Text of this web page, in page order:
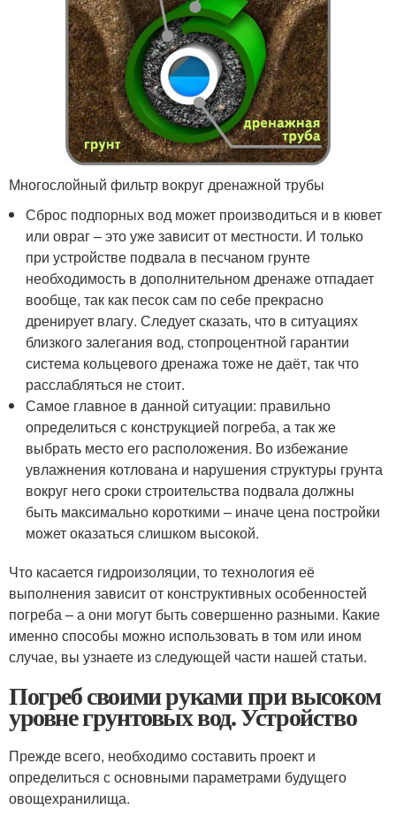
Многослойный фильтр вокруг дренажной трубы
Сброс подпорных вод может производиться и в кювет
или овраг – это уже зависит от местности. И только
при устройстве подвала в песчаном грунте
необходимость в дополнительном дренаже отпадает
вообще, так как песок сам по себе прекрасно
дренирует влагу. Следует сказать, что в ситуациях
близкого залегания вод, стопроцентной гарантии
система кольцевого дренажа тоже не даёт, так что
расслабляться не стоит.
Самое главное в данной ситуации: правильно
определиться с конструкцией погреба, а так же
выбрать место его расположения. Во избежание
увлажнения котлована и нарушения структуры грунта
вокруг него сроки строительства подвала должны
быть максимально короткими – иначе цена постройки
может оказаться слишком высокой.
Что касается гидроизоляции, то технология её
выполнения зависит от конструктивных особенностей
погреба – а они могут быть совершенно разными. Какие
именно способы можно использовать в том или ином
случае, вы узнаете из следующей части нашей статьи.
Погреб своими руками при высоком
уровне грунтовых вод. Устройство
Прежде всего, необходимо составить проект и
определиться с основными параметрами будущего
овощехранилища.